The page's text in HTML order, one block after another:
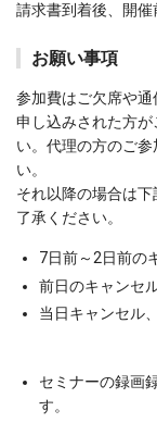
請求書到着後、開催
お願い事項
参加費はご欠席や
申し込みされた方
い。代理の方のご
い。
それ以降の場合は
了承ください。
7日前～2日前の
前日のキャンセ
当日キャンセル
セミナーの録画
す。